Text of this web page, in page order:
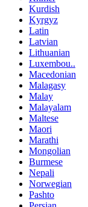
Kurdish
Kyrgyz
Latin
Latvian
Lithuanian
Luxembou..
Macedonian
Malagasy
Malay
Malayalam
Maltese
Maori
Marathi
Mongolian
Burmese
Nepali
Norwegian
Pashto